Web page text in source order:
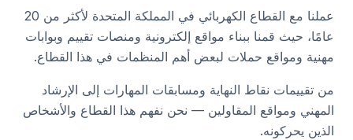
عملنا مع القطاع الكهربائي في المملكة المتحدة لأكثر من 20
عامًا، حيث قمنا ببناء مواقع إلكترونية ومنصات تقييم وبوابات
مهنية ومواقع حملات لبعض أهم المنظمات في هذا القطاع.
من تقييمات نقاط النهاية ومسابقات المهارات إلى الإرشاد
المهني ومواقع المقاولين — نحن نفهم هذا القطاع والأشخاص
الذين يحركونه.